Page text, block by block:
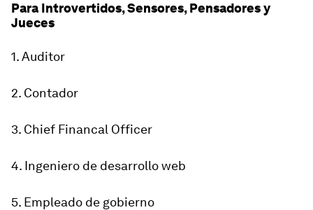
Para Introvertidos, Sensores, Pensadores y
Jueces
1. Auditor
2. Contador
3. Chief Financal Officer
4. Ingeniero de desarrollo web
5. Empleado de gobierno